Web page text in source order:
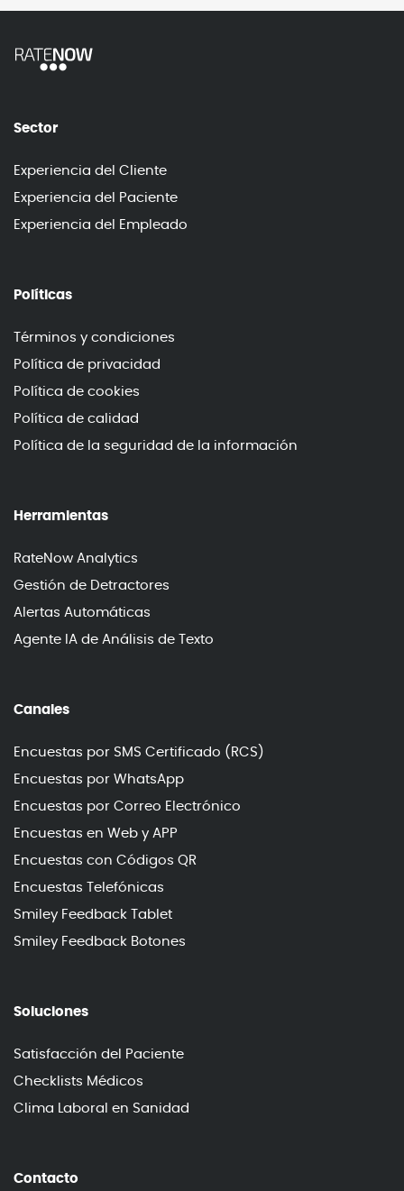
Sector
Experiencia del Cliente
Experiencia del Paciente
Experiencia del Empleado
Políticas
Términos y condiciones
Política de privacidad
Política de cookies
Política de calidad
Política de la seguridad de la información
Herramientas
RateNow Analytics
Gestión de Detractores
Alertas Automáticas
Agente IA de Análisis de Texto
Canales
Encuestas por SMS Certificado (RCS)
Encuestas por WhatsApp
Encuestas por Correo Electrónico
Encuestas en Web y APP
Encuestas con Códigos QR
Encuestas Telefónicas
Smiley Feedback Tablet
Smiley Feedback Botones
Soluciones
Satisfacción del Paciente
Checklists Médicos
Clima Laboral en Sanidad
Contacto